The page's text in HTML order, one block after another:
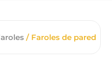
/ Faroles de pared